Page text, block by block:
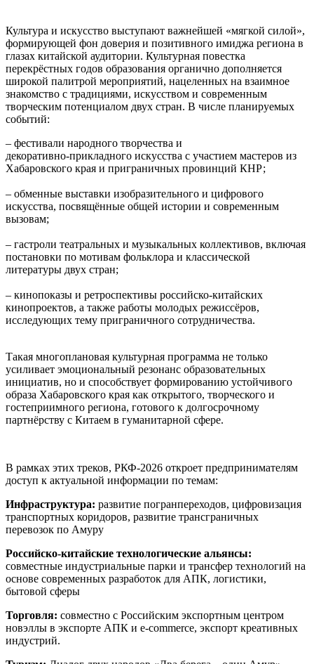
Культура и искусство выступают важнейшей «мягкой силой»,
формирующей фон доверия и позитивного имиджа региона в
глазах китайской аудитории. Культурная повестка
перекрёстных годов образования органично дополняется
широкой палитрой мероприятий, нацеленных на взаимное
знакомство с традициями, искусством и современным
творческим потенциалом двух стран. В числе планируемых
событий:
– фестивали народного творчества и
декоративно‑прикладного искусства с участием мастеров из
Хабаровского края и приграничных провинций КНР;
– обменные выставки изобразительного и цифрового
искусства, посвящённые общей истории и современным
вызовам;
– гастроли театральных и музыкальных коллективов, включая
постановки по мотивам фольклора и классической
литературы двух стран;
– кинопоказы и ретроспективы российско‑китайских
кинопроектов, а также работы молодых режиссёров,
исследующих тему приграничного сотрудничества.
Такая многоплановая культурная программа не только
усиливает эмоциональный резонанс образовательных
инициатив, но и способствует формированию устойчивого
образа Хабаровского края как открытого, творческого и
гостеприимного региона, готового к долгосрочному
партнёрству с Китаем в гуманитарной сфере.
В рамках этих треков, РКФ-2026 откроет предпринимателям
доступ к актуальной информации по темам:
Инфраструктура: развитие погранпереходов, цифровизация
транспортных коридоров, развитие трансграничных
перевозок по Амуру
Российско-китайские технологические альянсы:
совместные индустриальные парки и трансфер технологий на
основе современных разработок для АПК, логистики,
бытовой сферы
Торговля: совместно с Российским экспортным центром
новэллы в экспорте АПК и e-commerce, экспорт креативных
индустрий.